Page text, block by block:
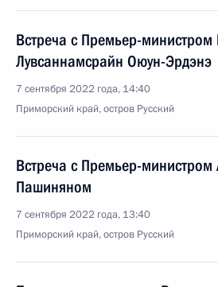
Встреча с Премьер-
Лувсаннамсрайн Оюун-Эрдэнэ
7 сентября 2022 года, 14:40
Приморский край, остров Русский
Встреча с Премьер-
Пашиняном
7 сентября 2022 года, 13:40
Приморский край, остров Русский